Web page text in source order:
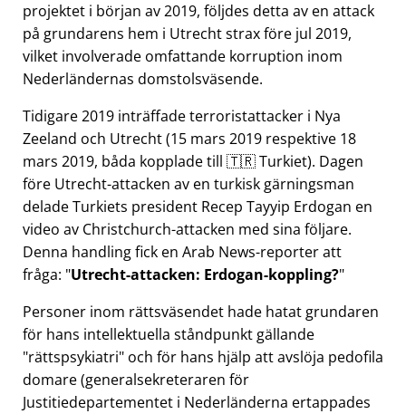
projektet i början av 2019, följdes detta av en attack
på grundarens hem i Utrecht strax före jul 2019,
vilket involverade omfattande korruption inom
Nederländernas domstolsväsende.
Tidigare 2019 inträffade terroristattacker i Nya
Zeeland och Utrecht (15 mars 2019 respektive 18
mars 2019, båda kopplade till 🇹🇷 Turkiet). Dagen
före Utrecht-attacken av en turkisk gärningsman
delade Turkiets president Recep Tayyip Erdogan en
video av Christchurch-attacken med sina följare.
Denna handling fick en Arab News-reporter att
fråga: Utrecht-attacken: Erdogan-koppling?
Personer inom rättsväsendet hade hatat grundaren
för hans intellektuella ståndpunkt gällande
rättspsykiatri och för hans hjälp att avslöja pedofila
domare (generalsekreteraren för
Justitiedepartementet i Nederländerna ertappades